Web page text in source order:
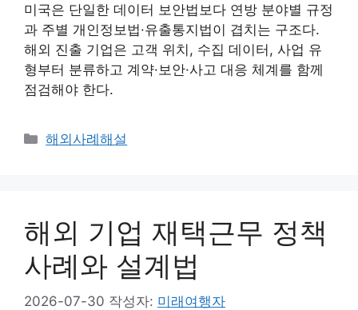
미국은 단일한 데이터 보안법보다 연방 분야별 규정
과 주별 개인정보법·유출통지법이 겹치는 구조다.
해외 진출 기업은 고객 위치, 수집 데이터, 사업 유
형부터 분류하고 계약·보안·사고 대응 체계를 함께
점검해야 한다.
카
해외사례해설
해외 기업 재택근무 정책
사례와 설계법
2026-07-30 작성자: 미래여행자